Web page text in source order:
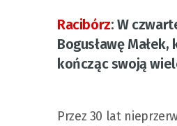
Racibórz:W
Bogusławę
kończąc swoją
Przez 30 lat